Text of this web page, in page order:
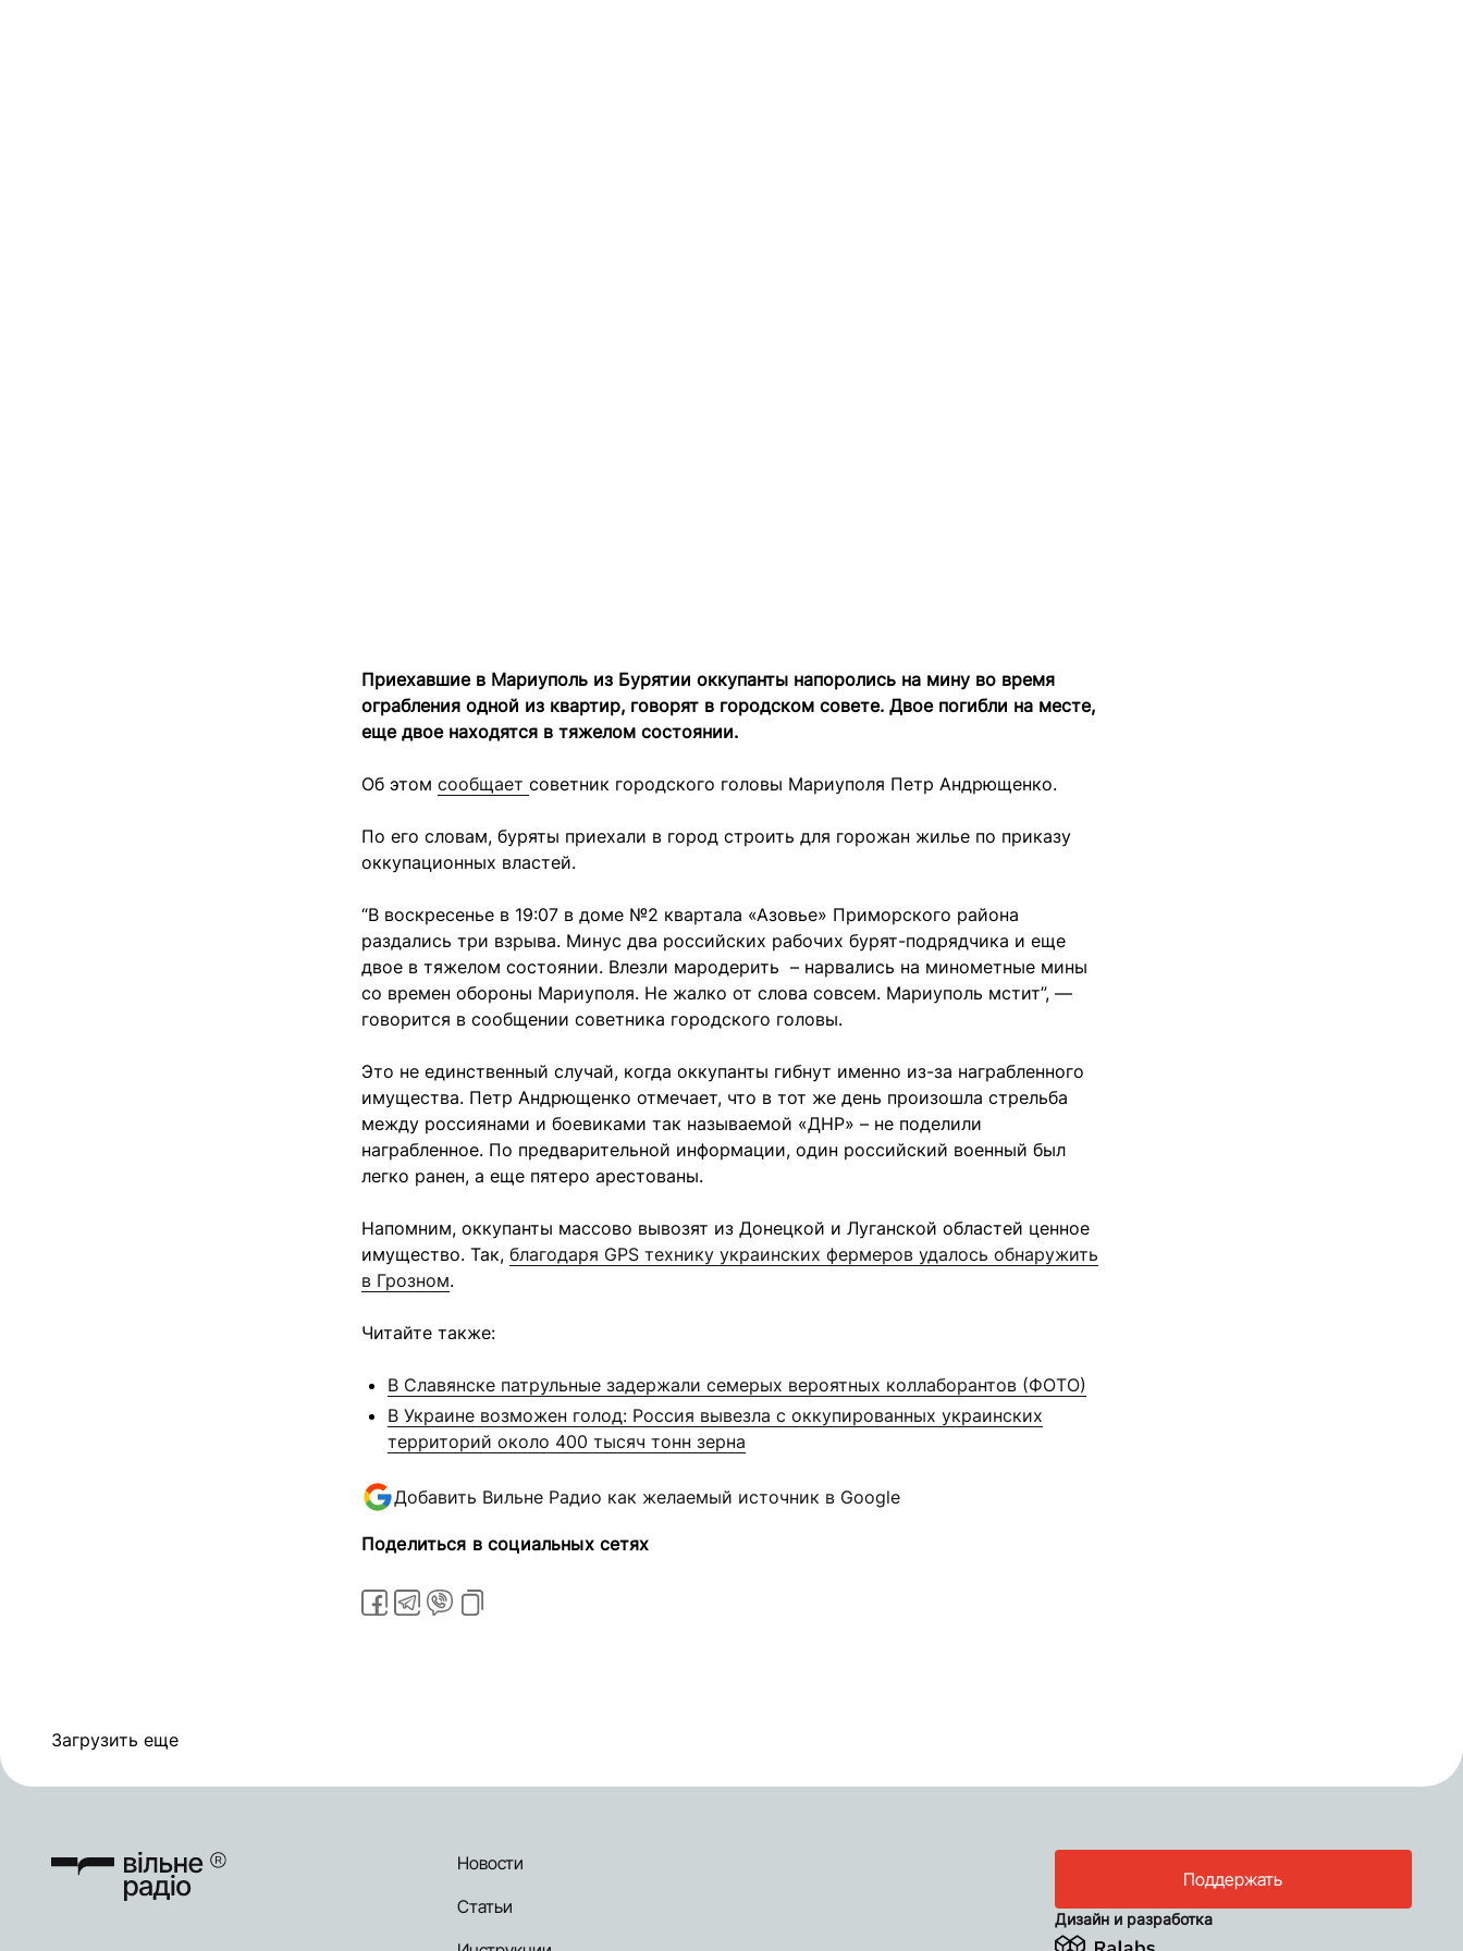
Приехавшие в Мариуполь из Бурятии оккупанты напоролись на мину во время
ограбления одной из квартир, говорят в городском совете. Двое погибли на месте,
еще двое находятся в тяжелом состоянии.
Об этом сообщает советник городского головы Мариуполя Петр Андрющенко.
По его словам, буряты приехали в город строить для горожан жилье по приказу
оккупационных властей.
“В воскресенье в 19:07 в доме №2 квартала «Азовье» Приморского района
раздались три взрыва. Минус два российских рабочих бурят-подрядчика и еще
двое в тяжелом состоянии. Влезли мародерить – нарвались на минометные мины
со времен обороны Мариуполя. Не жалко от слова совсем. Мариуполь мстит”, —
говорится в сообщении советника городского головы.
Это не единственный случай, когда оккупанты гибнут именно из-за награбленного
имущества. Петр Андрющенко отмечает, что в тот же день произошла стрельба
между россиянами и боевиками так называемой «ДНР» – не поделили
награбленное. По предварительной информации, один российский военный был
легко ранен, а еще пятеро арестованы.
Напомним, оккупанты массово вывозят из Донецкой и Луганской областей ценное
имущество. Так, благодаря GPS технику украинских фермеров удалось обнаружить
в Грозном.
Читайте также:
В Славянске патрульные задержали семерых вероятных коллаборантов (ФОТО)
В Украине возможен голод: Россия вывезла с оккупированных украинских
территорий около 400 тысяч тонн зерна
Добавить Вильне Радио как желаемый источник в Google
Поделиться в социальных сетях
Загрузить еще
Новости
Статьи
Поддержать
Дизайн и разработка